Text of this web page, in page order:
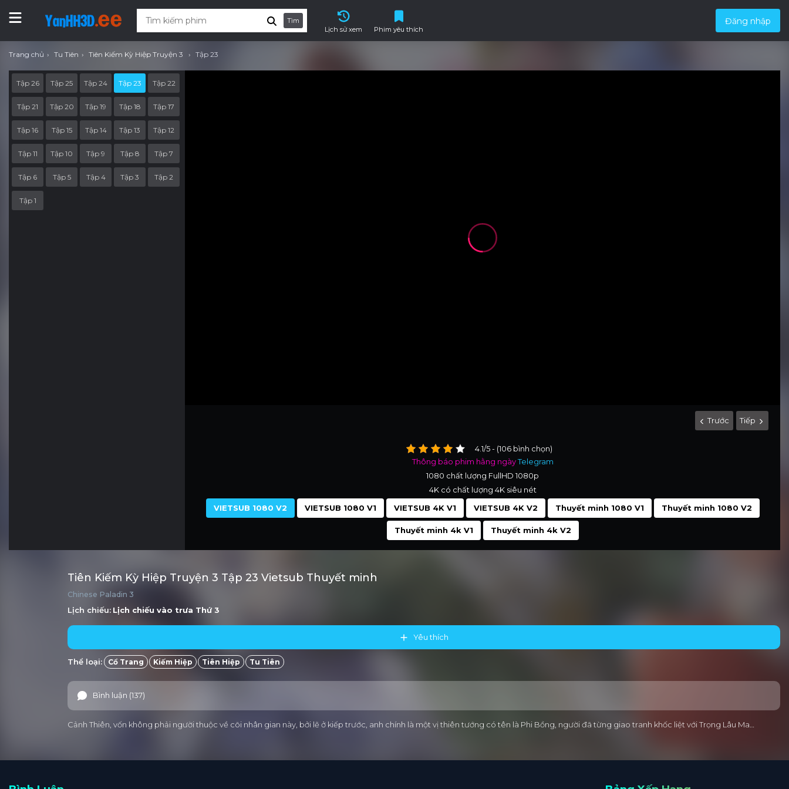
Tìm
Lịch sử xem
Phim yêu thích
Đăng nhập
Trang chủ Tu Tiên Tiên Kiếm Kỳ Hiệp Truyện 3 Tập 23
Trước Tiếp
4.1/5 - (106 bình chọn)
Thông báo phim hằng ngàyTelegram
1080 chất lượng FullHD 1080p
4K có chất lượng 4K siêu nét
VIETSUB 1080 V2
VIETSUB 1080 V1 VIETSUB 4K V1 VIETSUB 4K V2 Thuyết minh 1080 V1 Thuyết minh 1080 V2
Thuyết minh 4k V1 Thuyết minh 4k V2
Tập 26 Tập 25 Tập 24 Tập 23 Tập 22
Tập 21 Tập 20 Tập 19 Tập 18 Tập 17
Tập 16 Tập 15 Tập 14 Tập 13 Tập 12
Tập 11 Tập 10 Tập 9 Tập 8 Tập 7
Tập 6 Tập 5 Tập 4 Tập 3 Tập 2
Tập 1
Tiên Kiếm Kỳ Hiệp Truyện 3 Tập 23 Vietsub Thuyết minh
Chinese Paladin 3
Lịch chiếu: Lịch chiếu vào trưa Thứ 3
Yêu thích
Thể loại: Cổ Trang Kiếm Hiệp Tiên Hiệp Tu Tiên
Bình luận (137)
Cảnh Thiên, vốn không phải người thuộc về cõi nhân gian này, bởi lẽ ở kiếp trước, anh chính là một vị thiên tướng có tên là Phi Bồng, người đã từng giao tranh khốc liệt với Trọng Lâu Ma…